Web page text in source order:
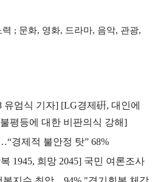
; 문화, 영화, 드라마, 음악, 관광,
유엄식 기자] [LG경제硏, 대인에
평등에 대한 비판의식 강해]
경제적 불안정 탓” 68%
1945, 희망 2045] 국민 여론조사